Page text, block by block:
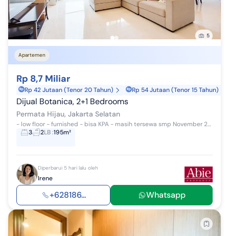
5
Apartemen
Rp 8,7 Miliar
Rp 42 Jutaan (Tenor 20 Tahun) Rp 54 Jutaan (Tenor 15 Tahun)
Dijual Botanica, 2+1 Bedrooms
Permata Hijau, Jakarta Selatan
- low floor - furnished - bisa KPA - masih tersewa smp November 2026
3
2LB:195m²
Diperbarui 5 hari lalu oleh
Irene
+628186... Whatsapp